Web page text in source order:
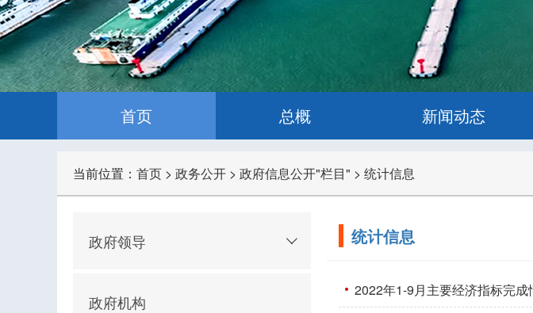
首页 总概 新闻动态
当前位置： 首页 > 政务公开 > 政府信息公开"栏目" > 统计信息
政府领导
政府机构
统计信息
2022年1-9月主要经济指标完成